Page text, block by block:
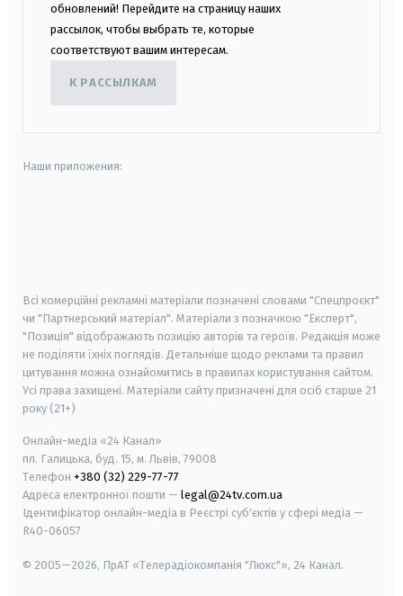
обновлений! Перейдите на страницу наших
рассылок, чтобы выбрать те, которые
соответствуют вашим интересам.
К РАССЫЛКАМ
Наши приложения:
Всі комерційні рекламні матеріали позначені словами "Спецпроєкт"
чи "Партнерський матеріал". Матеріали з позначкою "Експерт",
"Позиція" відображають позицію авторів та героїв. Редакція може
не поділяти їхніх поглядів. Детальніше щодо реклами та правил
цитування можна ознайомитись в правилах користування сайтом.
Усі права захищені. Матеріали сайту призначені для осіб старше 21
року (21+)
Онлайн-медіа «24 Канал»
пл. Галицька, буд. 15, м. Львів, 79008
Телефон +380 (32) 229-77-77
Адреса електронної пошти — legal@24tv.com.ua
Ідентифікатор онлайн-медіа в Реєстрі суб'єктів у сфері медіа —
R40-06057
© 2005—2026, ПрАТ «Телерадіокомпанія "Люкс"», 24 Канал.